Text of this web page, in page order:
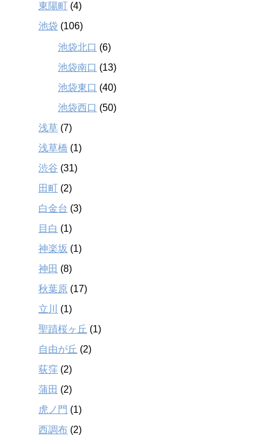
東陽町 (4)
池袋 (106)
池袋北口 (6)
池袋南口 (13)
池袋東口 (40)
池袋西口 (50)
浅草 (7)
浅草橋 (1)
渋谷 (31)
田町 (2)
白金台 (3)
目白 (1)
神楽坂 (1)
神田 (8)
秋葉原 (17)
立川
(1)
聖蹟桜ヶ丘 (1)
自由が丘 (2)
荻窪 (2)
蒲田 (2)
虎ノ門 (1)
西調布 (2)